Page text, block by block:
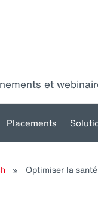
et
Toggle
for:
Placements
Optimiser la